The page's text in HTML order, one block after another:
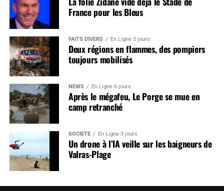
France pour les Bleus
FAITS DIVERS En Ligne 5 jours
Deux régions en flammes, des pompiers
toujours mobilisés
NEWS En Ligne 6 jours
Après le mégafeu, Le Porge se mue en
camp retranché
SOCIÉTÉ En Ligne 3 jours
Un drone à l’IA veille sur les baigneurs de
Valras-Plage